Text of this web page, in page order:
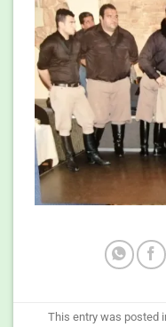
This entry was posted